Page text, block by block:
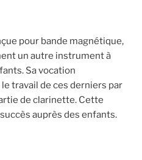
pour bande magnétique,
un autre instrument à
Sa vocation
travail de ces derniers par
de clarinette. Cette
auprès des enfants.